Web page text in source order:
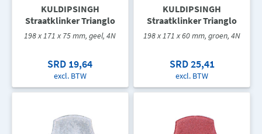
KULDIPSINGH
Straatklinker Trianglo
198 x 171 x 75 mm, geel, 4N
SRD 19,64
excl. BTW
KULDIPSINGH
Straatklinker Trianglo
198 x 171 x 60 mm, groen, 4N
SRD 25,41
excl. BTW